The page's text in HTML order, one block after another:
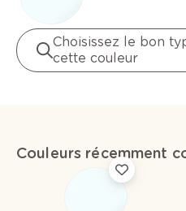
Choisissez le bon
cette couleur
Couleurs récemment